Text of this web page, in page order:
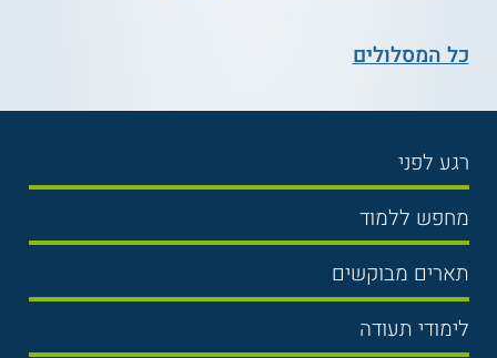
כל המסלולים
רגע לפני
בחירת לימודים
תנאי קבלה
שכר לימוד
אוניברסיטה
מחפש ללמוד
תואר ראשון
תואר שני
הכנה לבגרות
תארים מבוקשים
משפטים
לימודי תעודה